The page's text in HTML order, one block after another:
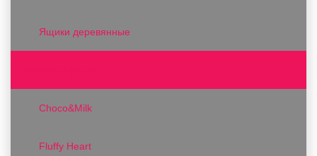
Ящики деревянные
Choco&Milk
Fluffy Heart